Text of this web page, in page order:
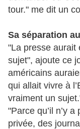
tour." me dit un
Sa séparation
"La presse aurait
sujet", ajoute ce
américains
qui allait vivre à
vraiment un
"Parce qu’il n’y
privée, des